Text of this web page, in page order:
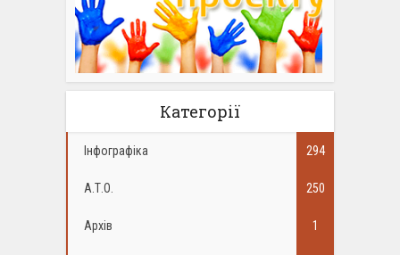
Категорії
Інфографіка 294
А.Т.О. 250
Архів 1